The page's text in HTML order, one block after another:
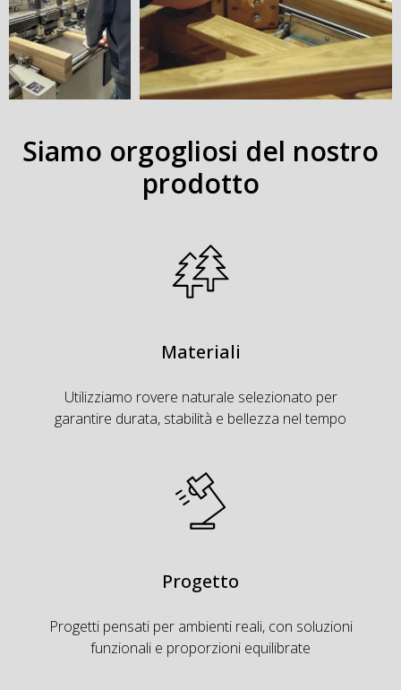
Siamo orgogliosi del nostro
prodotto
Materiali
Utilizziamo rovere naturale selezionato per
garantire durata, stabilità e bellezza nel tempo
Progetto
Progetti pensati per ambienti reali, con soluzioni
funzionali e proporzioni equilibrate